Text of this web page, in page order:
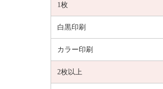
1枚
白黒印刷
カラー印刷
2枚以上